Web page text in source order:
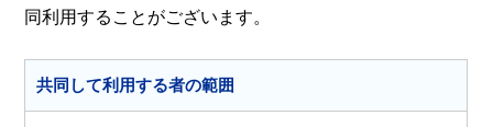
同利用することがございます。
共同して利用する者の範囲